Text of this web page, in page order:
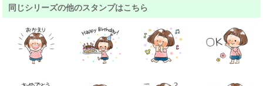
同じシリーズの他のスタンプはこちら